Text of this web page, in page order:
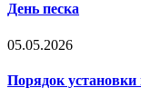
День песка
05.05.2026
Порядок